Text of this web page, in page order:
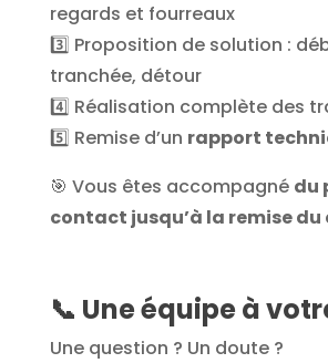
regards et fourreaux
3️⃣ Proposition de solution :
tranchée, détour
4️⃣ Réalisation complète des
5️⃣ Remise d’un rapport
🎯 Vous êtes accompagné du
contact jusqu’à la remise
📞 Une équipe à
Une question ? Un doute ?